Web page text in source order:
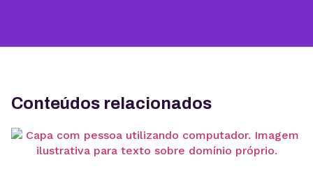
Conteúdos relacionados